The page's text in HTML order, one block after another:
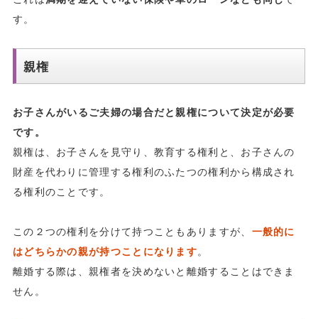
す。
親権
お子さんがいるご夫婦の場合だと親権について決定が必要
です。
親権は、お子さんを見守り、教育する権利と、お子さんの
財産を代わりに管理する権利のふたつの権利から構成され
る権利のことです。
この２つの権利を分けて持つこともありますが、 一般的に
はどちらかの親が持つことになります。
離婚する際は、親権者を決めないと離婚することはできま
せん。